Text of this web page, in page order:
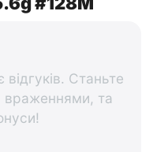
Станьте
враженнями, та